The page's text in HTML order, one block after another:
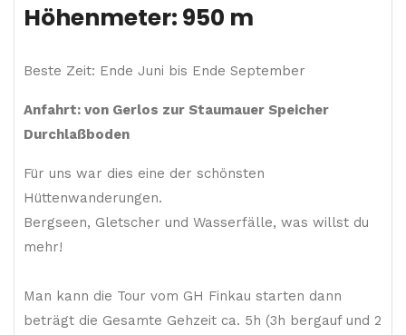
Höhenmeter: 950 m
Beste Zeit: Ende Juni bis Ende September
Anfahrt: von Gerlos zur Staumauer Speicher
Durchlaßboden
Für uns war dies eine der schönsten
Hüttenwanderungen.
Bergseen, Gletscher und Wasserfälle, was willst du
mehr!
Man kann die Tour vom GH Finkau starten dann
beträgt die Gesamte Gehzeit ca. 5h (3h bergauf und 2